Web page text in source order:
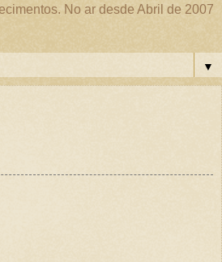
No ar desde Abril de 2007
▼